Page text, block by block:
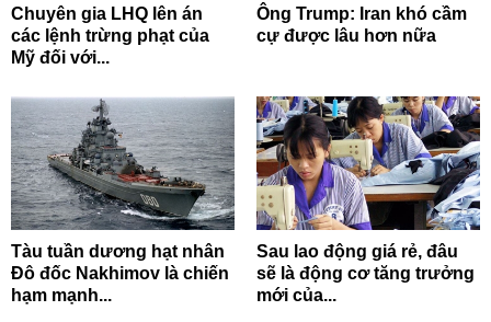
Chuyên gia LHQ lên án
các lệnh trừng phạt của
Mỹ đối với...
Ông Trump: Iran khó cầm
cự được lâu hơn nữa
Tàu tuần dương hạt nhân
Đô đốc Nakhimov là chiến
hạm mạnh...
Sau lao động giá rẻ, đâu
sẽ là động cơ tăng trưởng
mới của...